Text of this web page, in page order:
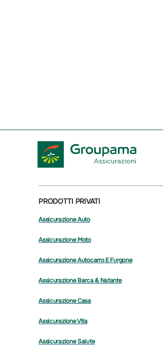
PRODOTTI PRIVATI
Assicurazione Auto
Assicurazione Moto
Assicurazione Autocarro E Furgone
Assicurazione Barca & Natante
Assicurazione Casa
Assicurazione Vita
Assicurazione Salute